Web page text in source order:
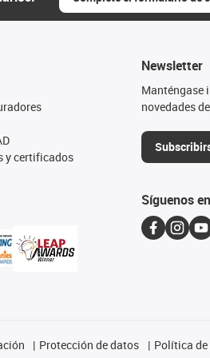
y certificados
Newsletter
Manténgase
novedades
Síguenos en
Protección de datos Política